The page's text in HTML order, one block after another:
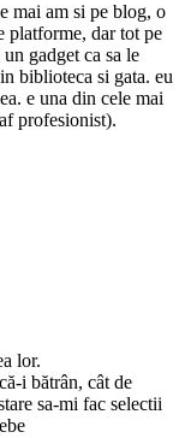
mai am si pe blog, o
platforme, dar tot pe
gadget ca sa le
biblioteca si gata. eu
e una din cele mai
profesionist).
lor.
i bătrân, cât de
sa-mi fac selectii